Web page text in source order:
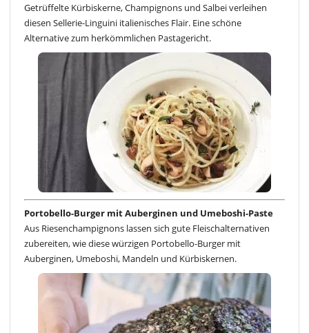
Getrüffelte Kürbiskerne, Champignons und Salbei verleihen
diesen Sellerie-Linguini italienisches Flair. Eine schöne
Alternative zum herkömmlichen Pastagericht.
Portobello-Burger mit Auberginen und Umeboshi-Paste
Aus Riesenchampignons lassen sich gute Fleischalternativen
zubereiten, wie diese würzigen Portobello-Burger mit
Auberginen, Umeboshi, Mandeln und Kürbiskernen.